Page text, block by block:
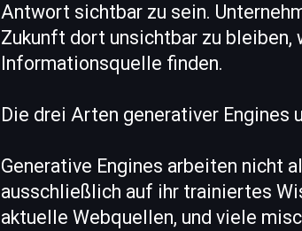
Antwort sichtbar zu sein.
Zukunft dort unsichtbar zu
Informationsquelle finden.
Die drei Arten generativer Engines
Generative Engines arbeiten nicht
ausschließlich auf ihr trainiertes
aktuelle Webquellen, und viele